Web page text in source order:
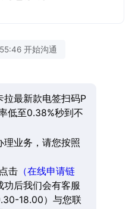
开始沟通
拉最新款电签扫码P
低至0.38%秒到不
理业务，请您按照
击（在线申请链
功后我们会有客服
18.00）与您联